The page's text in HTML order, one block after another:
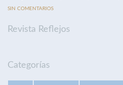
SIN COMENTARIOS
Revista Reflejos
Categorías